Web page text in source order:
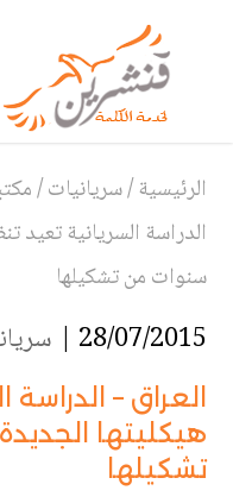
الرئيسية/سريانيات/
الدراسة السريانية تعيد
سنوات من تشكيلها
28/07/2015 |
العراق –
هيكليتها
تشكيلها